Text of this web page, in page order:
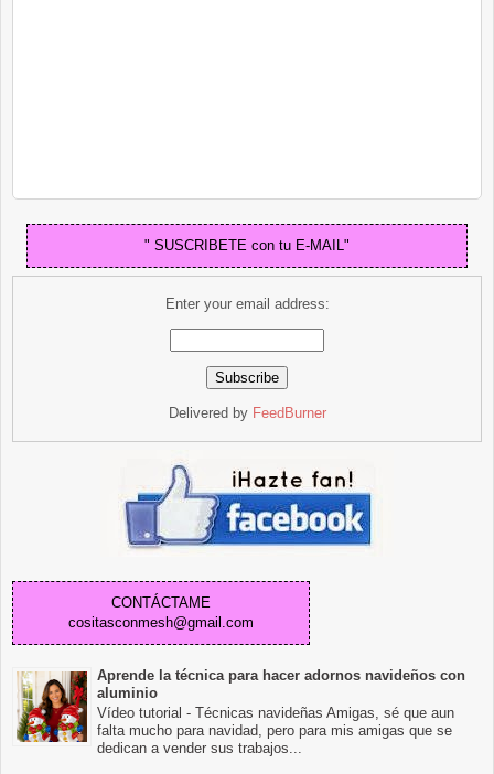
" SUSCRIBETE con tu E-MAIL"
Enter your email address:
Delivered by FeedBurner
CONTÁCTAME
cositasconmesh@gmail.com
Aprende la técnica para hacer adornos navideños con
aluminio
Vídeo tutorial - Técnicas navideñas Amigas, sé que aun
falta mucho para navidad, pero para mis amigas que se
dedican a vender sus trabajos...